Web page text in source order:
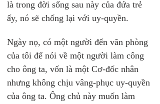
là trong đời sống sau này của đứa trẻ
ấy, nó sẽ chống lại với uy-quyền.
Ngày nọ, có một người đến văn phòng
của tôi để nói về một người làm công
cho ông ta, vốn là một Cơ-đốc nhân
nhưng không chịu vâng-phục uy-quyền
của ông ta. Ông chủ này muốn làm